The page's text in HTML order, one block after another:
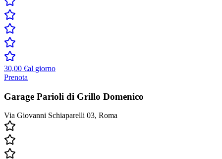
30,00 €al giorno
Prenota
Garage Parioli di Grillo Domenico
Via Giovanni Schiaparelli 03, Roma